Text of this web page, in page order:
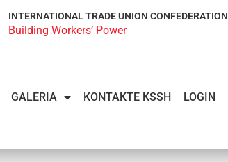
INTERNATIONAL TRADE UNION CONFEDERATION
Building Workers’ Power
GALERIA KONTAKTE KSSH LOGIN